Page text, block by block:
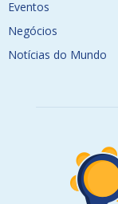
Eventos
Negócios
Notícias do Mundo